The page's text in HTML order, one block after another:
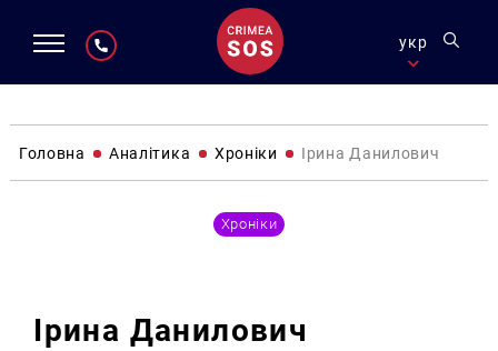
укр
Головна Аналітика Хроніки Ірина Данилович
Хроніки
Ірина Данилович